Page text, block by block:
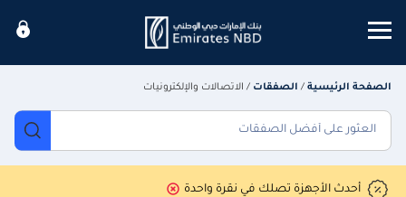
Mobile menu
الصفحة الرئيسية / الصفقات / الاتصالات والإلكترونيات
أحدث الأجهزة تصلك في نقرة واحدة